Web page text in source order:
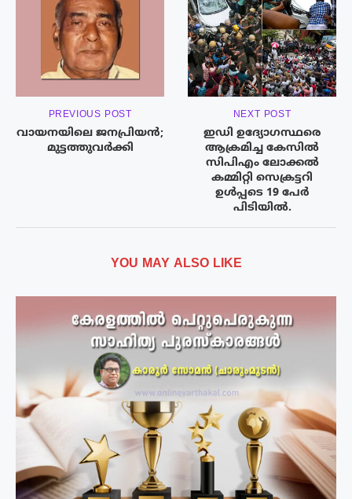
PREVIOUS POST
വായനയിലെ ജനപ്രിയൻ;
മുട്ടത്തുവർക്കി
NEXT POST
ഇഡി ഉദ്യോഗസ്ഥരെ
ആക്രമിച്ച കേസിൽ
സിപിഎം ലോക്കൽ
കമ്മിറ്റി സെക്രട്ടറി
ഉള്‍പ്പടെ 19 പേര്‍
പിടിയിൽ.
YOU MAY ALSO LIKE